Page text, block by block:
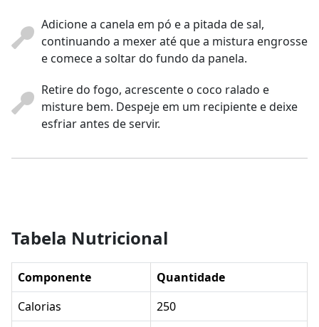
Adicione a canela em pó e a pitada de sal,
continuando a mexer até que a mistura engrosse
e comece a soltar do fundo da panela.
Retire do fogo, acrescente o coco ralado e
misture bem. Despeje em um recipiente e deixe
esfriar antes de servir.
Tabela Nutricional
Componente
Quantidade
Calorias
250